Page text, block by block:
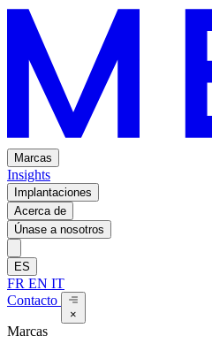
Marcas
Insights
Implantaciones
Acerca de
Únase a nosotros
ES
FR EN IT
Contacto
×
Marcas